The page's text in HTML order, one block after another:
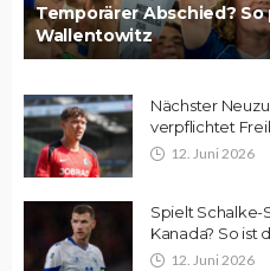
Temporärer Abschied?
Wallentowitz
Nächster
verpflichtet
12. Juni 2026
Spielt Schalke-
Kanada? So ist
12. Juni 2026